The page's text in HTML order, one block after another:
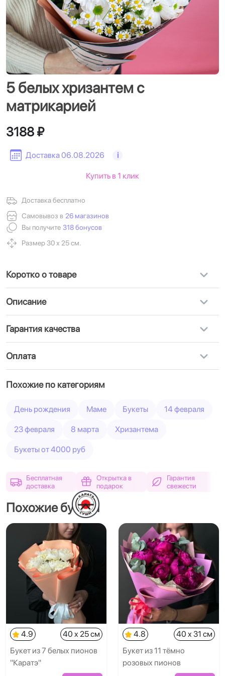
5 белых хризантем с
матрикарией
Доставка 06.08.2026 i
3188 ₽
Доставка бесплатно
Самовывоз в 26 магазинов
Вы получите 318 бонусов
Размер 30 х 25 см.
Купить в 1 клик
Коротко о товаре
Описание
Гарантия качества
Оплата
Похожие по категориям
День рождения Маме Букеты 14 февраля
23 февраля 8 марта Хризантема
Букеты от 4000 руб
Бесплатная
доставка
Открытка в
подарок
Гарантия
свежести
Похожие букеты
4.9
40 x 25 см
Букет из 7 белых пионов
"Каратэ"
4.8
40 x 31 см
Букет из 11 тёмно
розовых пионов